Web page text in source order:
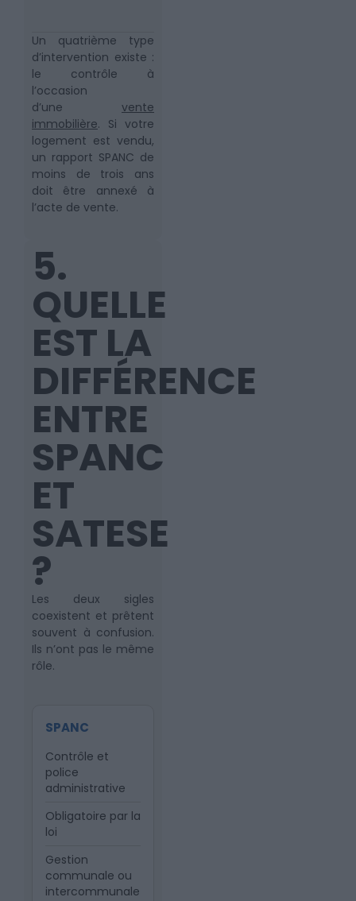
Un quatrième type
d’intervention existe :
le contrôle à
l’occasion
d’une vente
immobilière. Si votre
logement est vendu,
un rapport SPANC de
moins de trois ans
doit être annexé à
l’acte de vente.
5.
QUELLE
EST LA
DIFFÉRENCE
ENTRE
SPANC
ET
SATESE
?
Les deux sigles
coexistent et prêtent
souvent à confusion.
Ils n’ont pas le même
rôle.
SPANC
Contrôle et
police
administrative
Obligatoire par la
loi
Gestion
communale ou
intercommunale